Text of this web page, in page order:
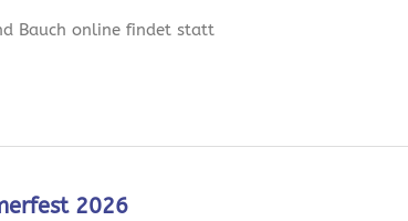
Bauch online findet statt
2026